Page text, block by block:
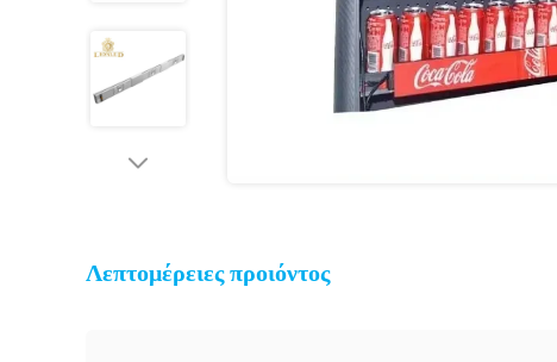
Λεπτομέρειες προιόντος